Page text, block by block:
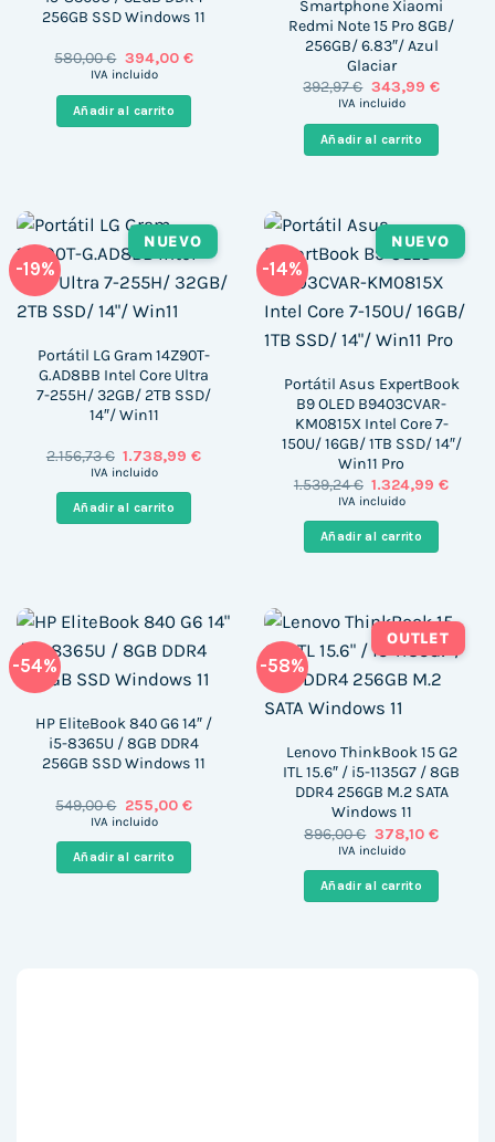
256GB SSD Windows 11
580,00€ El
precio
era:
580,00 €.
394,00 €El
IVA incluido
Añadir al carrito
Smartphone Xiaomi
Redmi Note 15 Pro 8GB/
256GB/ 6.83″/ Azul
Glaciar
392,97€ El
precio
era:
392,97 €.
343,99 €El
es:
IVA incluido
Añadir al carrito
-19%
NUEVO
Portátil LG Gram 14Z90T-
G.AD8BB Intel Core Ultra
7-255H/ 32GB/ 2TB SSD/
14″/ Win11
2.156,73€ El
precio
era:
2.156,73 €.
1.738,99€El
IVA incluido
Añadir al carrito
-14%
NUEVO
Portátil Asus ExpertBook
B9 OLED B9403CVAR-
KM0815X Intel Core 7-
150U/ 16GB/ 1TB SSD/ 14″/
Win11 Pro
1.539,24€ El
precio
era:
1.539,24 €.
1.324,99€El
IVA incluido
Añadir al carrito
-54%
HP EliteBook 840 G6 14″ /
i5-8365U / 8GB DDR4
256GB SSD Windows 11
549,00€ El
precio
era:
549,00 €.
255,00 €El
es:
255,00 €.
IVA incluido
Añadir al carrito
-58%
OUTLET
Lenovo ThinkBook 15 G2
ITL 15.6″ / i5-1135G7 / 8GB
DDR4 256GB M.2 SATA
Windows 11
896,00€ El
precio
era:
896,00 €.
378,10 €El
es:
378,10
IVA incluido
Añadir al carrito